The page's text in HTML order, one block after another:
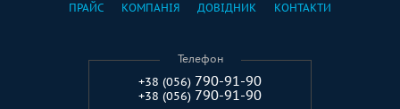
ПРАЙС КОМПАНІЯ ДОВІДНИК КОНТАКТИ
Телефон
+38 (056) 790-91-90
+38 (056) 790-91-90